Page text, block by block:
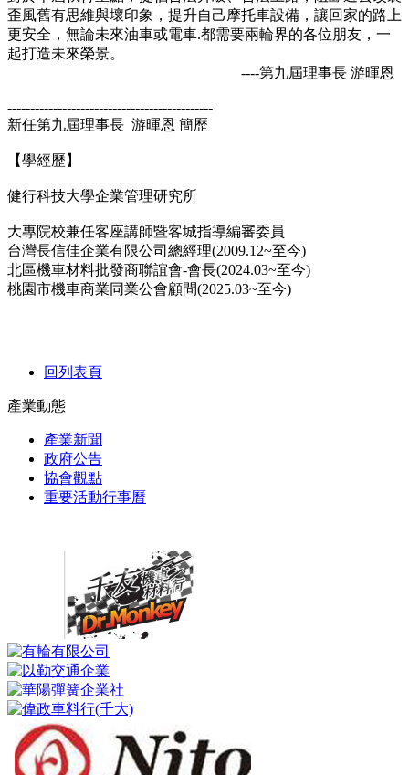
歪風舊有思維與壞印象，提升自己摩托車設備，讓回家的路上
更安全，無論未來油車或電車.都需要兩輪界的各位朋友，一
起打造未來榮景。
---------------------------------------------
新任第九屆理事長 游暉恩 簡歷
【學經歷】
健行科技大學企業管理研究所
大專院校兼任客座講師暨客城指導編審委員
台灣長信佳企業有限公司總經理(2009.12~至今)
北區機車材料批發商聯誼會-會長(2024.03~至今)
桃園市機車商業同業公會顧問(2025.03~至今)
回列表頁
產業動態
產業新聞
政府公告
協會觀點
重要活動行事曆